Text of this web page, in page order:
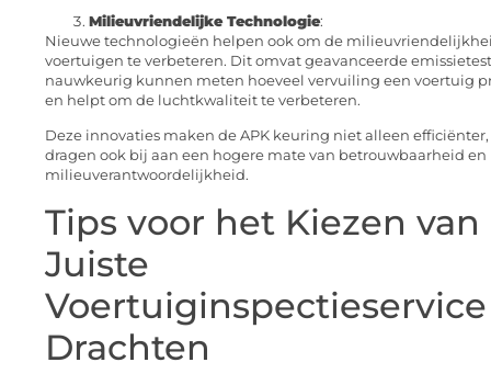
Milieuvriendelijke Technologie:
Nieuwe technologieën helpen ook om de
voertuigen te verbeteren. Dit omvat geavanceerde
nauwkeurig kunnen meten hoeveel vervuiling een voertuig
en helpt om de luchtkwaliteit te verbeteren.
Deze innovaties maken de APK keuring niet alleen
dragen ook bij aan een hogere mate van betrouwbaarheid en
milieuverantwoordelijkheid.
Tips voor het Kiezen van
Juiste
Drachten